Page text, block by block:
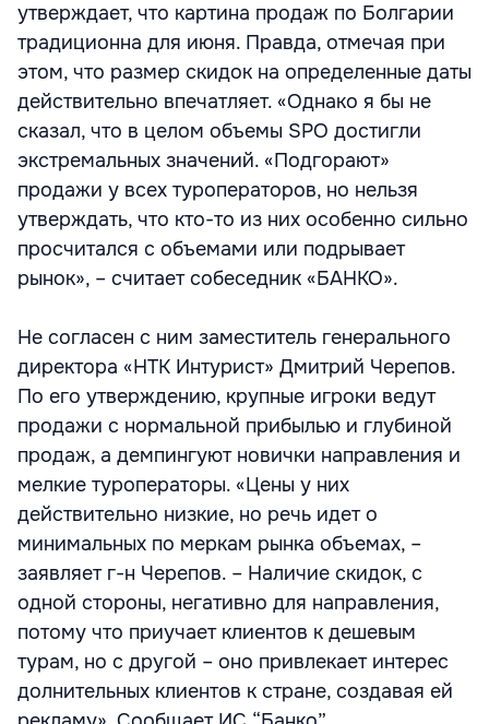
утверждает, что картина продаж по Болгарии
традиционна для июня. Правда, отмечая при
этом, что размер скидок на определенные даты
действительно впечатляет. «Однако я бы не
сказал, что в целом объемы SPO достигли
экстремальных значений. «Подгорают»
продажи у всех туроператоров, но нельзя
утверждать, что кто-то из них особенно сильно
просчитался с объемами или подрывает
рынок», – считает собеседник «БАНКО».
Не согласен с ним заместитель генерального
директора «НТК Интурист» Дмитрий Черепов.
По его утверждению, крупные игроки ведут
продажи с нормальной прибылью и глубиной
продаж, а демпингуют новички направления и
мелкие туроператоры. «Цены у них
действительно низкие, но речь идет о
минимальных по меркам рынка объемах, –
заявляет г-н Черепов. – Наличие скидок, с
одной стороны, негативно для направления,
потому что приучает клиентов к дешевым
турам, но с другой – оно привлекает интерес
долнительных клиентов к стране, создавая ей